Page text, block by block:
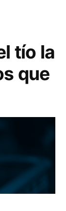
tío la
que